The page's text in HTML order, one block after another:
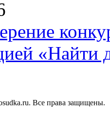
«Найти
Все права защищены.